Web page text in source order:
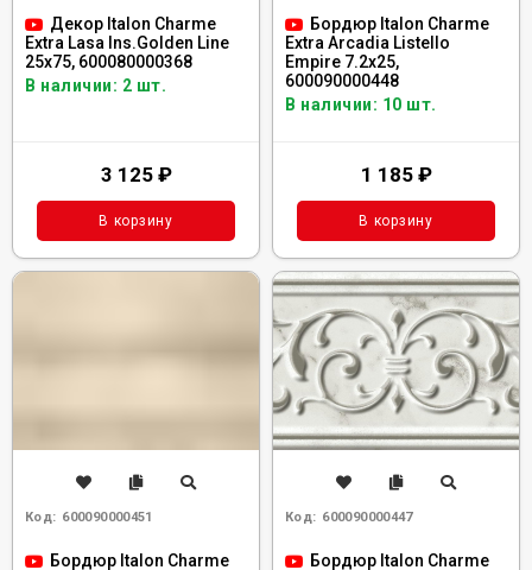
Декор Italon Charme
Extra Lasa Ins.Golden Line
25x75, 600080000368
В наличии: 2 шт.
3 125 ₽
В корзину
Бордюр Italon Charme
Extra Arcadia Listello
Empire 7.2x25,
600090000448
В наличии: 10 шт.
1 185 ₽
В корзину
Код: 600090000451
Бордюр Italon Charme
Код: 600090000447
Бордюр Italon Charme